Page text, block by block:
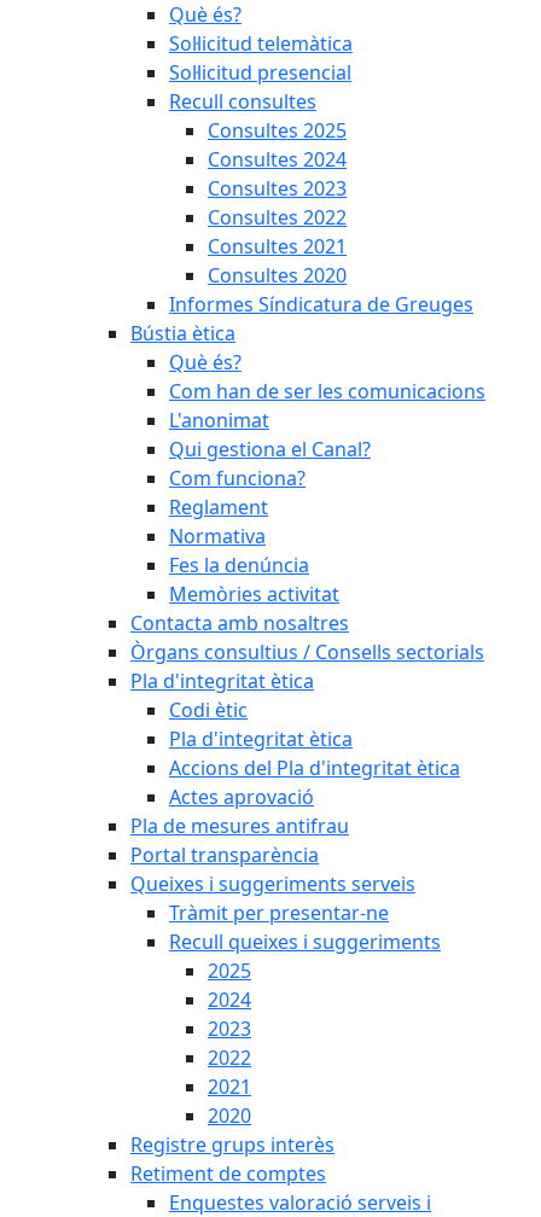
Què és?
Sol·licitud telemàtica
Sol·licitud presencial
Recull consultes
Consultes 2025
Consultes 2024
Consultes 2023
Consultes 2022
Consultes 2021
Consultes 2020
Informes Síndicatura de Greuges
Bústia ètica
Què és?
Com han de ser les comunicacions
L'anonimat
Qui gestiona el Canal?
Com funciona?
Reglament
Normativa
Fes la denúncia
Memòries activitat
Contacta amb nosaltres
Òrgans consultius / Consells sectorials
Pla d'integritat ètica
Codi ètic
Pla d'integritat ètica
Accions del Pla d'integritat ètica
Actes aprovació
Pla de mesures antifrau
Portal transparència
Queixes i suggeriments serveis
Tràmit per presentar-ne
Recull queixes i suggeriments
2025
2024
2023
2022
2021
2020
Registre grups interès
Retiment de comptes
Enquestes valoració serveis i